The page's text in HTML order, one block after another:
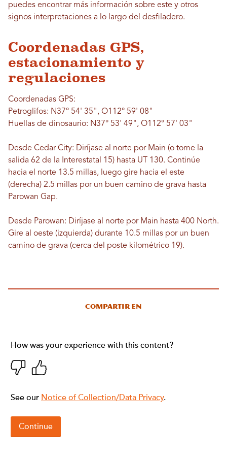
puedes encontrar más información sobre este y otros
signos interpretaciones a lo largo del desfiladero.
Coordenadas GPS,
estacionamiento y
regulaciones
Coordenadas GPS:
Petroglifos: N37° 54' 35", O112° 59' 08"
Huellas de dinosaurio: N37° 53' 49", O112° 57' 03"
Desde Cedar City: Diríjase al norte por Main (o tome la
salida 62 de la Interestatal 15) hasta UT 130. Continúe
hacia el norte 13.5 millas, luego gire hacia el este
(derecha) 2.5 millas por un buen camino de grava hasta
Parowan Gap.
Desde Parowan: Diríjase al norte por Main hasta 400 North.
Gire al oeste (izquierda) durante 10.5 millas por un buen
camino de grava (cerca del poste kilométrico 19).
Compartir en